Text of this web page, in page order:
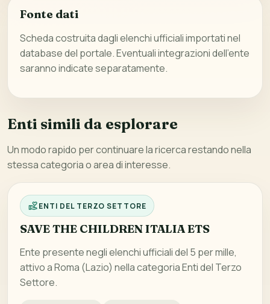
Fonte dati
Scheda costruita dagli elenchi ufficiali importati nel
database del portale. Eventuali integrazioni dell’ente
saranno indicate separatamente.
Enti simili da esplorare
Un modo rapido per continuare la ricerca restando nella
stessa categoria o area di interesse.
ENTI DEL TERZO SETTORE
SAVE THE CHILDREN ITALIA ETS
Ente presente negli elenchi ufficiali del 5 per mille,
attivo a Roma (Lazio) nella categoria Enti del Terzo
Settore.